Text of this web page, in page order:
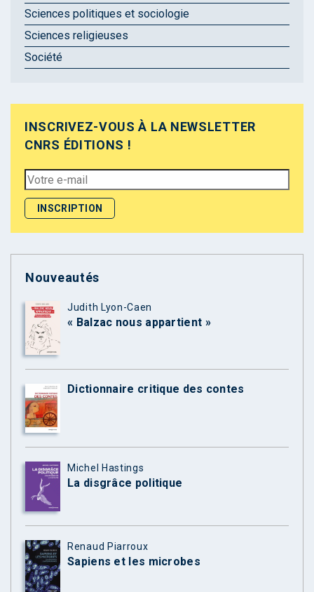
Sciences politiques et sociologie
Sciences religieuses
Société
INSCRIVEZ-VOUS À LA NEWSLETTER
CNRS ÉDITIONS !
Nouveautés
Judith Lyon-Caen
« Balzac nous appartient »
Dictionnaire critique des contes
Michel Hastings
La disgrâce politique
Renaud Piarroux
Sapiens et les microbes